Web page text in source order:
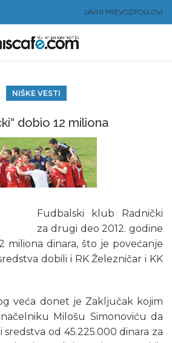
JAVNI PREVOZPOSLOVI
NIŠKE VESTI
dobio 12 miliona
Fudbalski klub Radnički
za drugi deo 2012. godine
miliona dinara, što je povećanje
dobili i RK Železničar i KK
veća donet je Zaključak kojim
Milošu Simonoviću da
od 45.225.000 dinara za